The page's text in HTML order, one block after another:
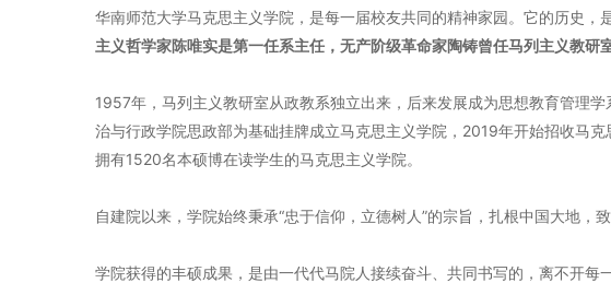
华南师范大学马克思主义学院，是每一届校友共同的精神家园。它的历史，
主义哲学家陈唯实是第一任系主任，无产阶级革命家陶铸曾任马列主义教研室
1957年，马列主义教研室从政教系独立出来，后来发展成为思想教育管理学
治与行政学院思政部为基础挂牌成立马克思主义学院，2019年开始招收马
拥有1520名本硕博在读学生的马克思主义学院。
自建院以来，学院始终秉承“忠于信仰，立德树人”的宗旨，扎根中国大地，
学院获得的丰硕成果，是由一代代马院人接续奋斗、共同书写的，离不开每